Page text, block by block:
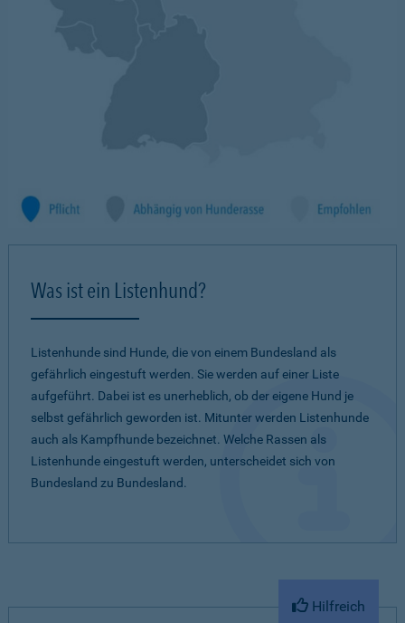
Was ist ein Listenhund?
Listenhunde sind Hunde, die von einem Bundesland als
gefährlich eingestuft werden. Sie werden auf einer Liste
aufgeführt. Dabei ist es unerheblich, ob der eigene Hund je
selbst gefährlich geworden ist. Mitunter werden Listenhunde
auch als Kampfhunde bezeichnet. Welche Rassen als
Listenhunde eingestuft werden, unterscheidet sich von
Bundesland zu Bundesland.
Hilfreich